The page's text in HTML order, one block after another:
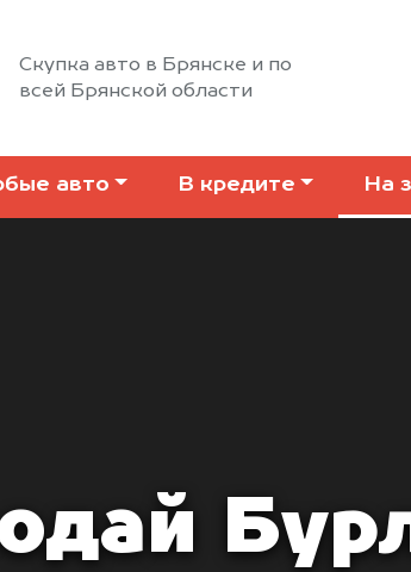
Скупка авто в Брянске и по
всей Брянской области
авто В кредите На